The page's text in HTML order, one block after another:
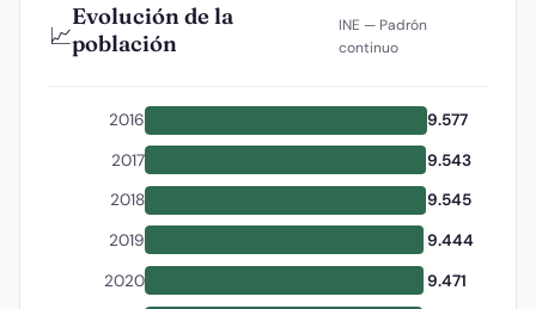
📈
Evolución de la
población
INE — Padrón
continuo
2016
9.577
2017
9.543
2018
9.545
2019
9.444
2020
9.471